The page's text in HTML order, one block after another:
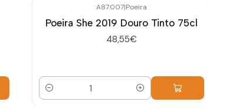
A87.007|Poeira
Poeira She 2019 Douro Tinto 75cl
48,55€
Cantidad